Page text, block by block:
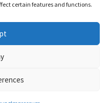
certain features and functions.
dem Laufenden mit